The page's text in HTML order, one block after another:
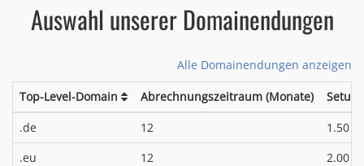
Auswahl unserer Domainendungen
Alle Domainendungen anzeigen
Top-Level-Domain Abrechnungszeitraum (Monate)
.de
12 1.50 €
.eu 12 2.00 €